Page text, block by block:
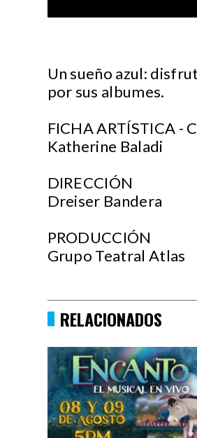
Un sueño azul:
por sus albumes.
FICHA ARTÍSTICA -
Katherine Baladi
DIRECCIÓN
Dreiser Bandera
PRODUCCIÓN
Grupo Teatral Atlas
RELACIONADOS